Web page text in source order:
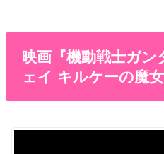
映画『機動戦士ガ
ェイ キルケーの魔